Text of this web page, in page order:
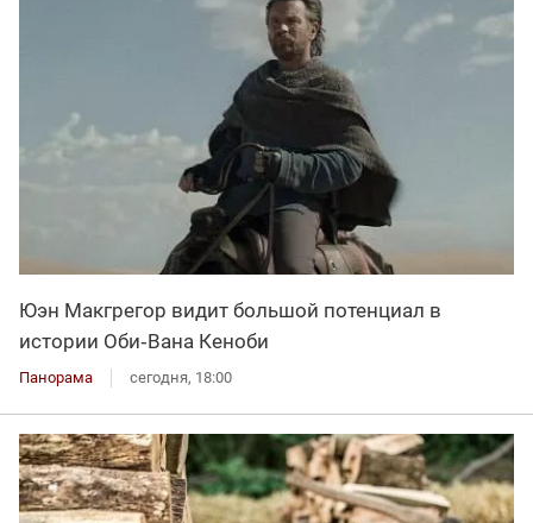
Юэн Макгрегор видит большой потенциал в
истории Оби‑Вана Кеноби
Панорама сегодня, 18:00